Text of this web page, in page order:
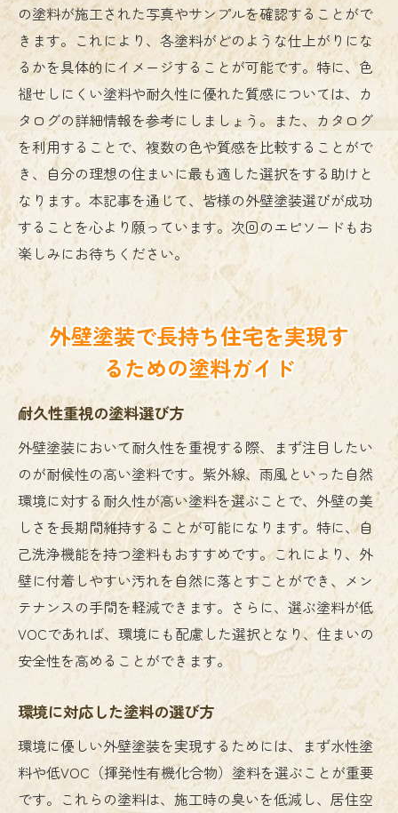
の塗料が施工された写真やサンプルを確認することがで
きます。これにより、各塗料がどのような仕上がりにな
るかを具体的にイメージすることが可能です。特に、色
褪せしにくい塗料や耐久性に優れた質感については、カ
タログの詳細情報を参考にしましょう。また、カタログ
を利用することで、複数の色や質感を比較することがで
き、自分の理想の住まいに最も適した選択をする助けと
なります。本記事を通じて、皆様の外壁塗装選びが成功
することを心より願っています。次回のエピソードもお
楽しみにお待ちください。
外壁塗装で長持ち住宅を実現す
るための塗料ガイド
耐久性重視の塗料選び方
外壁塗装において耐久性を重視する際、まず注目したい
のが耐候性の高い塗料です。紫外線、雨風といった自然
環境に対する耐久性が高い塗料を選ぶことで、外壁の美
しさを長期間維持することが可能になります。特に、自
己洗浄機能を持つ塗料もおすすめです。これにより、外
壁に付着しやすい汚れを自然に落とすことができ、メン
テナンスの手間を軽減できます。さらに、選ぶ塗料が低
VOCであれば、環境にも配慮した選択となり、住まいの
安全性を高めることができます。
環境に対応した塗料の選び方
環境に優しい外壁塗装を実現するためには、まず水性塗
料や低VOC（揮発性有機化合物）塗料を選ぶことが重要
です。これらの塗料は、施工時の臭いを低減し、居住空